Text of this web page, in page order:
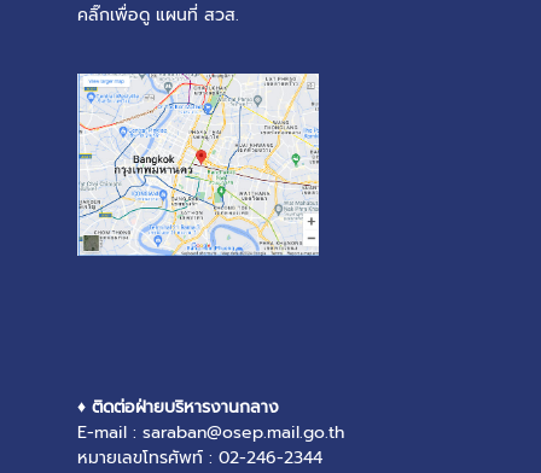
คลิ๊กเพื่อดู แผนที่ สวส.
♦ ติดต่อฝ่ายบริหารงานกลาง
E-mail : saraban@osep.mail.go.th
หมายเลขโทรศัพท์ : 02-246-2344